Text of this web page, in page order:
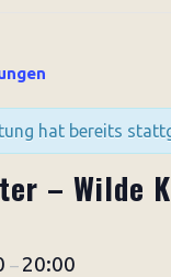
hat bereits
– Wilde
– 20:00